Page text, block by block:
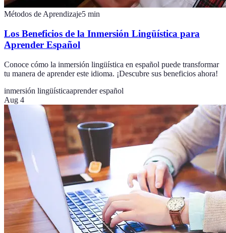
Métodos de Aprendizaje5 min
Los Beneficios de la Inmersión Lingüística para
Aprender Español
Conoce cómo la inmersión lingüística en español puede transformar
tu manera de aprender este idioma. ¡Descubre sus beneficios ahora!
inmersión lingüísticaaprender español
Aug 4